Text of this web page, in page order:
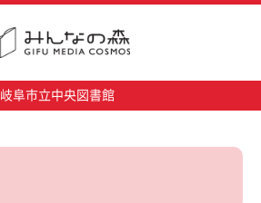
岐阜市立中央図書館